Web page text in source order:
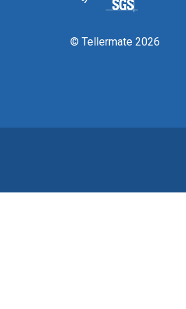
© Tellermate 2026